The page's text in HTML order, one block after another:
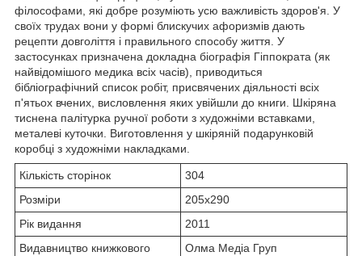
філософами, які добре розуміють усю важливість здоров'я. У
своїх трудах вони у формі блискучих афоризмів дають
рецепти довголіття і правильного способу життя. У
застосунках призначена докладна біографія Гіппократа (як
найвідомішого медика всіх часів), приводиться
бібліографічний список робіт, присвячених діяльності всіх
п'ятьох вчених, висловлення яких увійшли до книги. Шкіряна
тиснена палітурка ручної роботи з художніми вставками,
металеві куточки. Виготовлення у шкіряній подарунковій
коробці з художніми накладками.
Кількість сторінок
304
Розміри
205x290
Рік видання
2011
Видавництво книжкового
Олма Медіа Груп